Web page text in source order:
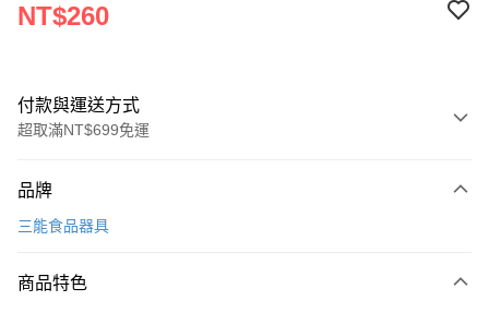
NT$260
付款與運送方式
超取滿NT$699免運
信用卡一次付款
運送方式
品牌
三能食品器具
商品特色